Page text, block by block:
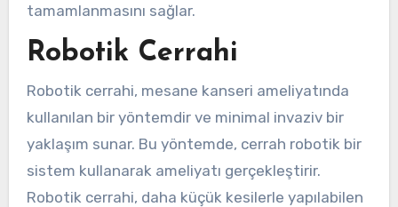
tamamlanmasını sağlar.
Robotik Cerrahi
Robotik cerrahi, mesane kanseri ameliyatında
kullanılan bir yöntemdir ve minimal invaziv bir
yaklaşım sunar. Bu yöntemde, cerrah robotik bir
sistem kullanarak ameliyatı gerçekleştirir.
Robotik cerrahi, daha küçük kesilerle yapılabilen